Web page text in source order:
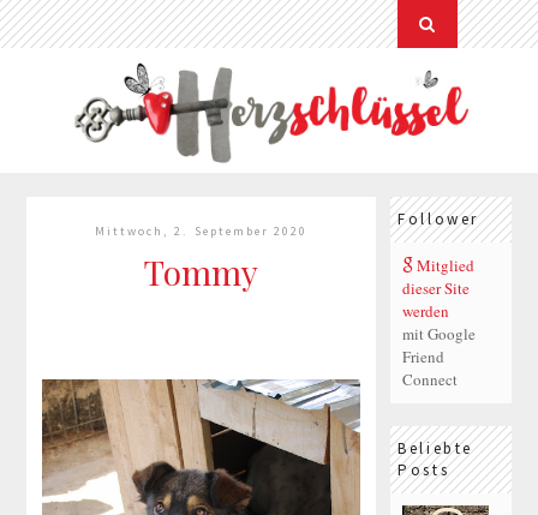
Mittwoch, 2. September 2020
Tommy
Follower
Mitglied
dieser Site
werden
mit Google
Friend
Connect
Beliebte
Posts